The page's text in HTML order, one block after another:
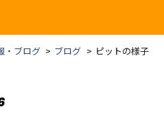
・ブログ ブログ ピットの様子